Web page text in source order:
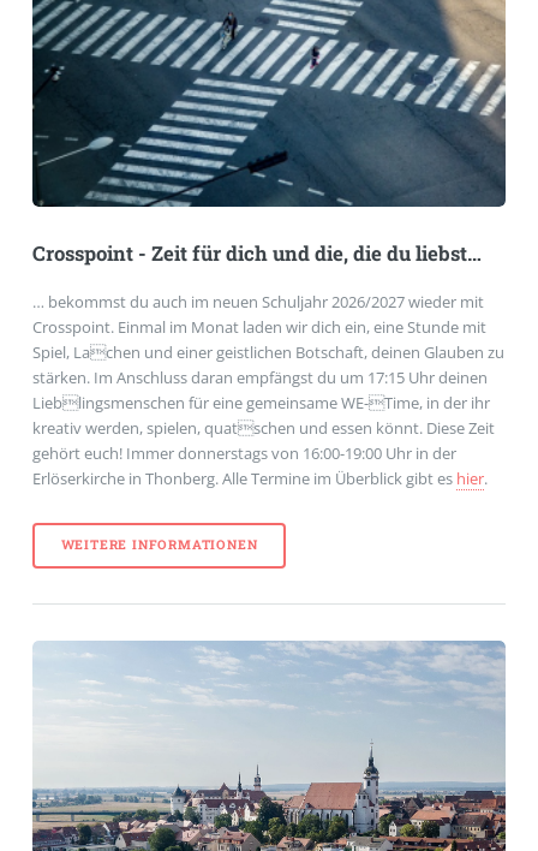
Crosspoint - Zeit für dich und die, die du liebst…
… bekommst du auch im neuen Schuljahr 2026/2027 wieder mit
Crosspoint. Einmal im Monat laden wir dich ein, eine Stunde mit
Spiel, Lachen und einer geistlichen Botschaft, deinen Glauben zu
stärken. Im Anschluss daran empfängst du um 17:15 Uhr deinen
Lieblingsmenschen für eine gemeinsame WE-Time, in der ihr
kreativ werden, spielen, quatschen und essen könnt. Diese Zeit
gehört euch! Immer donnerstags von 16:00-19:00 Uhr in der
Erlöserkirche in Thonberg. Alle Termine im Überblick gibt es hier.
WEITERE INFORMATIONEN